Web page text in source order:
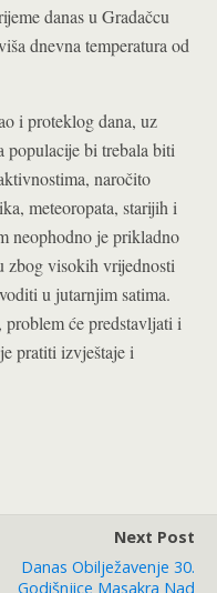
danas u Gradačcu
dnevna temperatura od
i proteklog dana, uz
populacije bi trebala biti
naročito
meteoropata, starijih i
neophodno je prikladno
zbog visokih vrijednosti
u jutarnjim satima.
će predstavljati i
pratiti izvještaje i
Next Post
Danas Obilježavenje 30.
Godišnjice Masakra Nad